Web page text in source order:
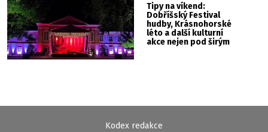
Tipy na víkend:
Dobříšský Festival
hudby, Krásnohorské
léto a další kulturní
akce nejen pod širým
Kodex redakce